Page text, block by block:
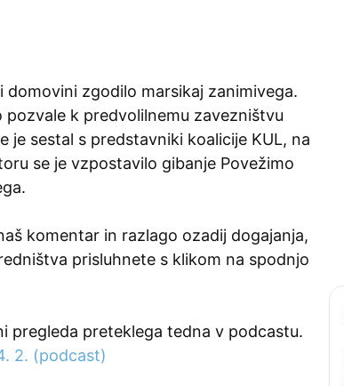
domovini zgodilo marsikaj zanimivega.
pozvale k predvolilnemu zavezništvu
je sestal s predstavniki koalicije KUL, na
se je vzpostavilo gibanje Povežimo
komentar in razlago ozadij dogajanja,
prisluhnete s klikom na spodnjo
pregleda preteklega tedna v podcastu.
2. (podcast)